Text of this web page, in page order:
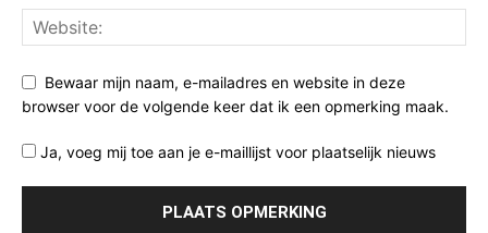
Bewaar mijn naam, e-mailadres en website in deze
browser voor de volgende keer dat ik een opmerking maak.
Ja, voeg mij toe aan je e-maillijst voor plaatselijk nieuws